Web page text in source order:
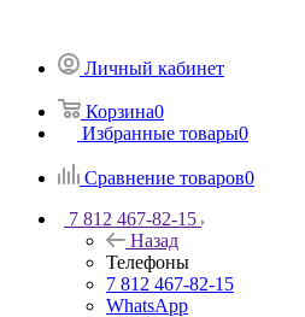
Личный кабинет
Корзина0
Избранные товары0
Сравнение товаров0
7 812 467-82-15
Назад
Телефоны
7 812 467-82-15
WhatsApp